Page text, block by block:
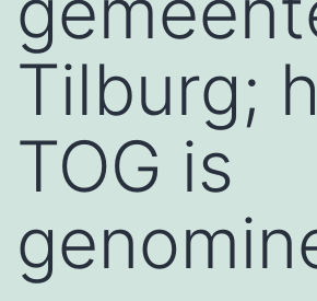
Tilburg;
TOG is